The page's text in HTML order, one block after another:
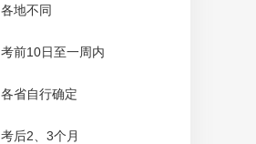
各地不同
考前10日至一周内
各省自行确定
考后2、3个月